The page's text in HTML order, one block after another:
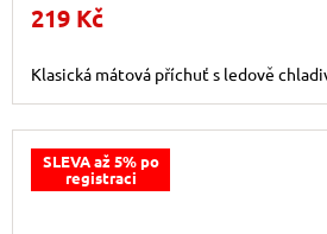
219 Kč
Klasická mátová příchuť s ledově
SLEVA až 5% po
registraci